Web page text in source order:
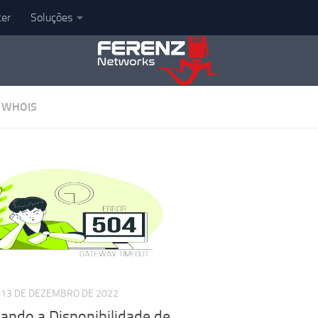
Soluções
WHOIS
13 DE DEZEMBRO DE 2022